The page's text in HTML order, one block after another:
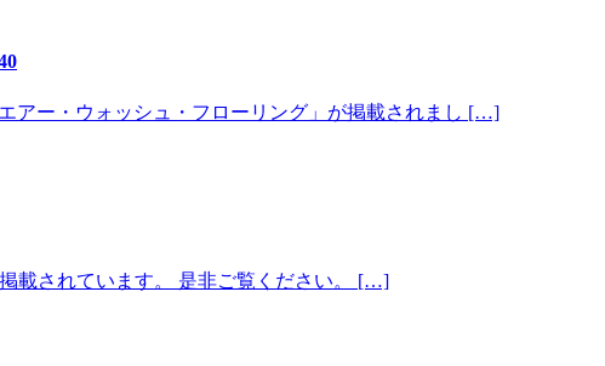
アー・ウォッシュ・フローリング」が掲載されまし […]
載されています。 是非ご覧ください。 […]